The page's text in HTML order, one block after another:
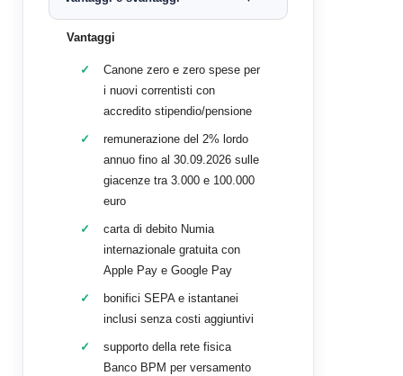
Vantaggi
Canone zero e zero spese per
i nuovi correntisti con
accredito stipendio/pensione
remunerazione del 2% lordo
annuo fino al 30.09.2026 sulle
giacenze tra 3.000 e 100.000
euro
carta di debito Numia
internazionale gratuita con
Apple Pay e Google Pay
bonifici SEPA e istantanei
inclusi senza costi aggiuntivi
supporto della rete fisica
Banco BPM per versamento